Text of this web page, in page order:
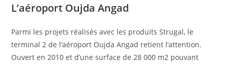
L’aéroport Oujda Angad
Parmi les projets réalisés avec les produits Strugal, le
terminal 2 de l’aéroport Oujda Angad retient l’attention.
Ouvert en 2010 et d’une surface de 28 000 m2 pouvant